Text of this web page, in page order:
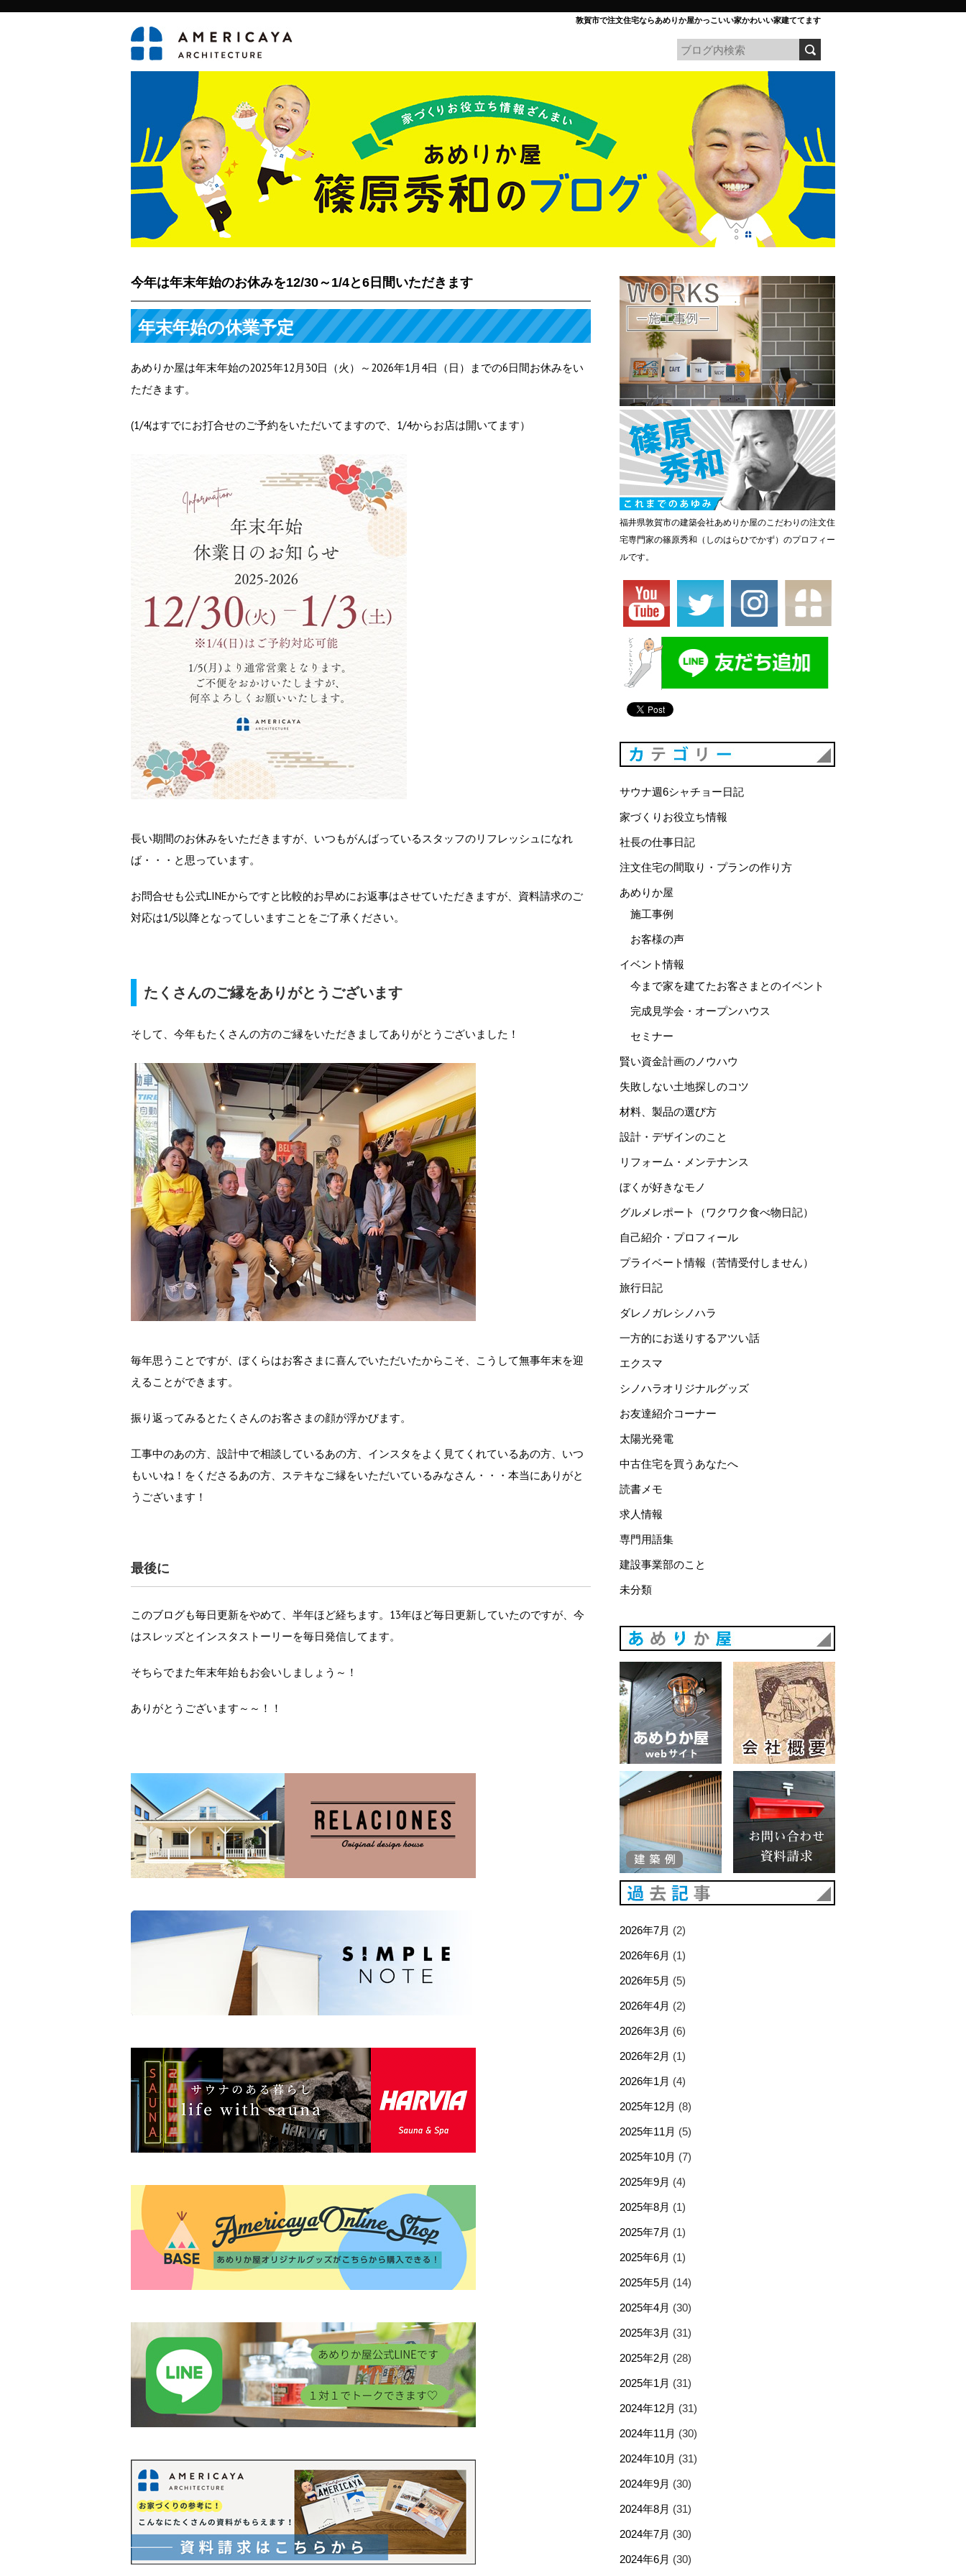
敦賀市で注文住宅ならあめりか屋かっこいい家かわいい家建ててます
今年は年末年始のお休みを12/30～1/4と6日間いただきます
年末年始の休業予定
あめりか屋は年末年始の2025年12月30日（火）～2026年1月4日（日）までの6日間お休みをい
ただきます。
(1/4はすでにお打合せのご予約をいただいてますので、1/4からお店は開いてます）
長い期間のお休みをいただきますが、いつもがんばっているスタッフのリフレッシュになれ
ば・・・と思っています。
お問合せも公式LINEからですと比較的お早めにお返事はさせていただきますが、資料請求のご
対応は1/5以降となってしいますことをご了承ください。
たくさんのご縁をありがとうございます
そして、今年もたくさんの方のご縁をいただきましてありがとうございました！
毎年思うことですが、ぼくらはお客さまに喜んでいただいたからこそ、こうして無事年末を迎
えることができます。
振り返ってみるとたくさんのお客さまの顔が浮かびます。
工事中のあの方、設計中で相談しているあの方、インスタをよく見てくれているあの方、いつ
もいいね！をくださるあの方、ステキなご縁をいただいているみなさん・・・本当にありがと
うございます！
最後に
このブログも毎日更新をやめて、半年ほど経ちます。13年ほど毎日更新していたのですが、今
はスレッズとインスタストーリーを毎日発信してます。
そちらでまた年末年始もお会いしましょう～！
ありがとうございます～～！！
福井県敦賀市の建築会社あめりか屋のこだわりの注文住
宅専門家の篠原秀和（しのはらひでかず）のプロフィー
ルです。
サウナ週6シャチョー日記
家づくりお役立ち情報
社長の仕事日記
注文住宅の間取り・プランの作り方
あめりか屋
施工事例
お客様の声
イベント情報
今まで家を建てたお客さまとのイベント
完成見学会・オープンハウス
セミナー
賢い資金計画のノウハウ
失敗しない土地探しのコツ
材料、製品の選び方
設計・デザインのこと
リフォーム・メンテナンス
ぼくが好きなモノ
グルメレポート（ワクワク食べ物日記）
自己紹介・プロフィール
プライベート情報（苦情受付しません）
旅行日記
ダレノガレシノハラ
一方的にお送りするアツい話
エクスマ
シノハラオリジナルグッズ
お友達紹介コーナー
太陽光発電
中古住宅を買うあなたへ
読書メモ
求人情報
専門用語集
建設事業部のこと
未分類
あめりか屋WEBサイト
2026年7月 (2)
2026年6月 (1)
2026年5月 (5)
2026年4月 (2)
2026年3月 (6)
2026年2月 (1)
2026年1月 (4)
2025年12月 (8)
2025年11月 (5)
2025年10月 (7)
2025年9月 (4)
2025年8月 (1)
2025年7月 (1)
2025年6月 (1)
2025年5月 (14)
2025年4月 (30)
2025年3月 (31)
2025年2月 (28)
2025年1月 (31)
2024年12月 (31)
2024年11月 (30)
2024年10月 (31)
2024年9月 (30)
2024年8月 (31)
2024年7月 (30)
2024年6月 (30)